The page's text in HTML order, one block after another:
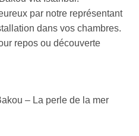
par notre représentant
dans vos chambres.
repos ou découverte
– La perle de la mer